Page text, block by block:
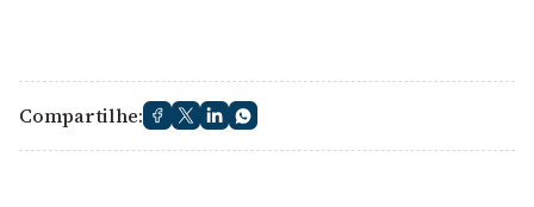
Compartilhe: